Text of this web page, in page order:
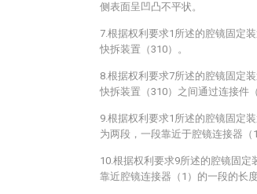
侧表面呈凹凸不平状。
7.根据权利要求1所述的腔镜固定
快拆装置（310）。
8.根据权利要求7所述的腔镜固定
快拆装置（310）之间通过连接件
9.根据权利要求1所述的腔镜固定
为两段，一段靠近于腔镜连接器（
10.根据权利要求9所述的腔镜固定
靠近腔镜连接器（1）的一段的长